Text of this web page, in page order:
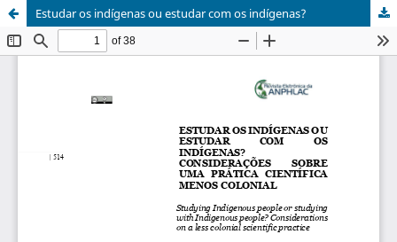
Estudar os indígenas ou estudar com os indígenas?